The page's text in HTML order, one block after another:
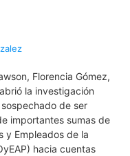
Florencia Gómez,
la investigación
de ser
importantes sumas de
y Empleados de la
hacia cuentas